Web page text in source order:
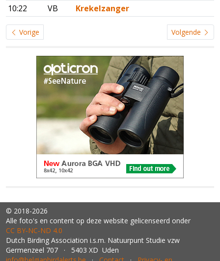
10:22
VB Krekelzanger
Vorige Volgende
© 2018-2026
Alle foto's en content op deze website gelicenseerd onder
CC BY‑NC‑ND 4.0
Dutch Birding Association i.s.m. Natuurpunt Studie vzw
Germenzeel 707 · 5403 XD Uden